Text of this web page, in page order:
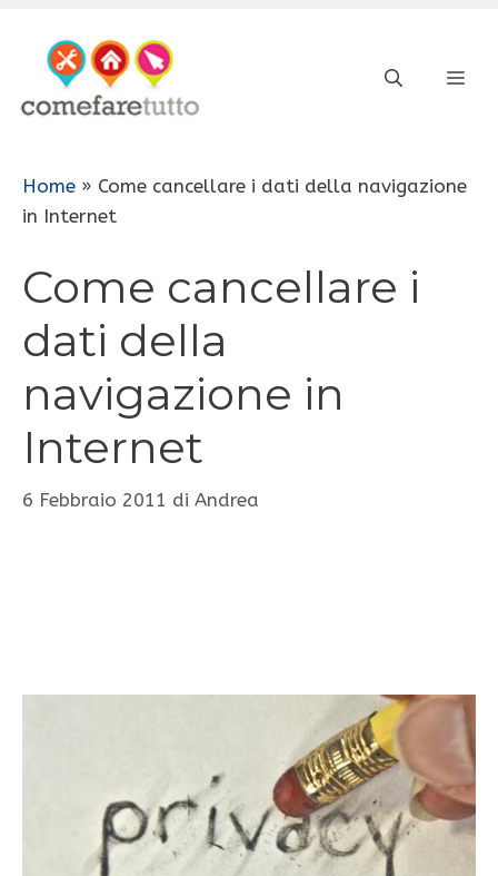
contenuto
Home » Come cancellare i dati della navigazione
in Internet
Come cancellare i
dati della
navigazione in
Internet
6 Febbraio 2011 di Andrea